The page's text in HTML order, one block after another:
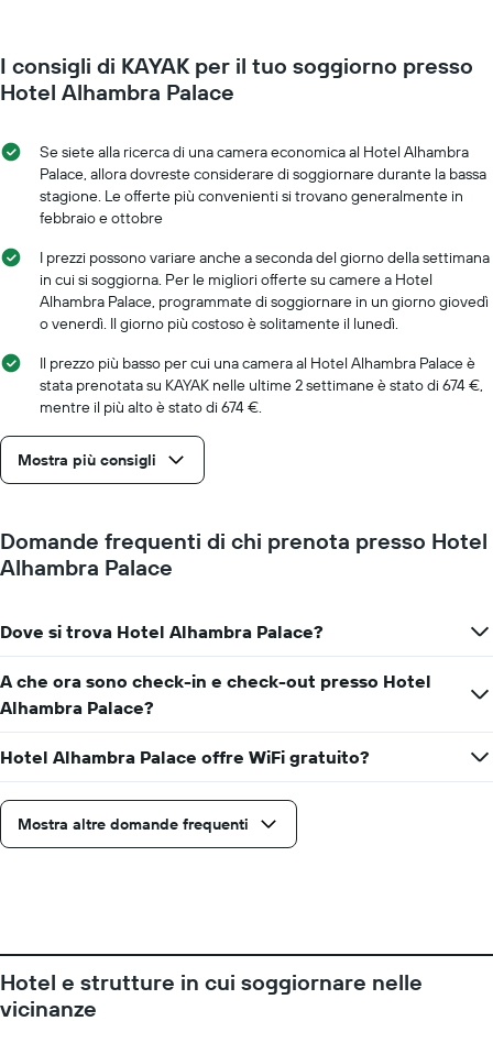
I consigli di KAYAK per il tuo soggiorno presso
Hotel Alhambra Palace
Se siete alla ricerca di una camera economica al Hotel Alhambra
Palace, allora dovreste considerare di soggiornare durante la bassa
stagione. Le offerte più convenienti si trovano generalmente in
febbraio e ottobre
I prezzi possono variare anche a seconda del giorno della settimana
in cui si soggiorna. Per le migliori offerte su camere a Hotel
Alhambra Palace, programmate di soggiornare in un giorno giovedì
o venerdì. Il giorno più costoso è solitamente il lunedì.
Il prezzo più basso per cui una camera al Hotel Alhambra Palace è
stata prenotata su KAYAK nelle ultime 2 settimane è stato di 674 €,
mentre il più alto è stato di 674 €.
Mostra più consigli
Domande frequenti di chi prenota presso Hotel
Alhambra Palace
Dove si trova Hotel Alhambra Palace?
A che ora sono check-in e check-out presso Hotel
Alhambra Palace?
Hotel Alhambra Palace offre WiFi gratuito?
Mostra altre domande frequenti
Hotel e strutture in cui soggiornare nelle
vicinanze